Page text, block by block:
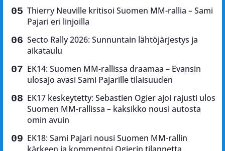
Thierry Neuville kritisoi Suomen MM-rallia – Sami
Pajari eri linjoilla
Secto Rally 2026: Sunnuntain lähtöjärjestys ja
aikataulu
EK14: Suomen MM-rallissa draamaa – Evansin
ulosajo avasi Sami Pajarille tilaisuuden
EK17 keskeytetty: Sebastien Ogier ajoi rajusti ulos
Suomen MM-rallissa – kaksikko nousi autosta
omin avuin
EK18: Sami Pajari nousi Suomen MM-rallin